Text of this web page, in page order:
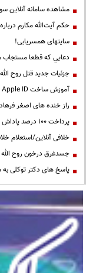
مشاهده سامانه آنلاين
حكم آيت‌الله مكارم
سایتهای همسریابی!
دعايي كه قطعا
جزئیات جدید قتل روح
آموزش ساخت Apple ID برای کاربران ایرانی
راز خنده های اصغر
پرداخت ۱۰۰ درصد پاداش پایان خدمت فرهنگیان
خلافی آنلاین/استعلام
جسدغرق درخون روح
پاسخ های دکتر توکلی